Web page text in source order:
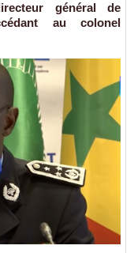
général de
au colonel